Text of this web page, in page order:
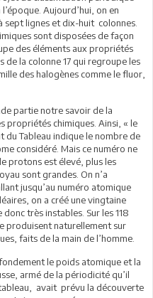
Aujourd’hui, on en
sept lignes et dix-huit colonnes.
sont disposées de façon
des éléments aux propriétés
de la colonne 17 qui regroupe les
des halogènes comme le fluor,
partie notre savoir de la
propriétés chimiques. Ainsi, « le
du Tableau indique le nombre de
considéré. Mais ce numéro ne
protons est élevé, plus les
sont grandes. On n’a
jusqu’au numéro atomique
on a créé une vingtaine
très instables. Sur les 118
produisent naturellement sur
faits de la main de l’homme.
le poids atomique et la
armé de la périodicité qu’il
avait prévu la découverte